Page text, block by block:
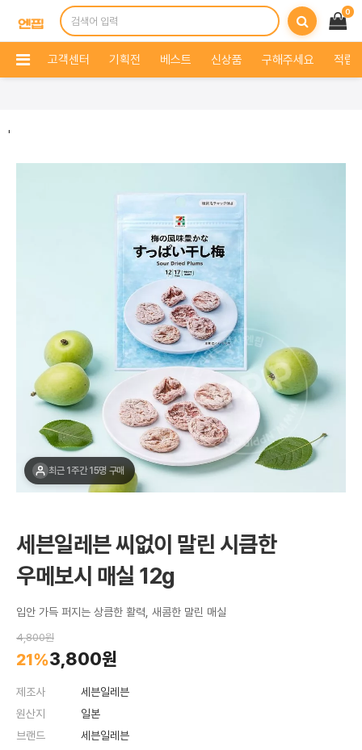
0
고객센터 기획전 베스트 신상품 구해주세요 적립
'
최근 1주간 15명 구매
세븐일레븐 씨없이 말린 시큼한
우메보시 매실 12g
입안 가득 퍼지는 상큼한 활력, 새콤한 말린 매실
4,800원
21%3,800원
제조사
세븐일레븐
원산지
일본
브랜드
세븐일레븐